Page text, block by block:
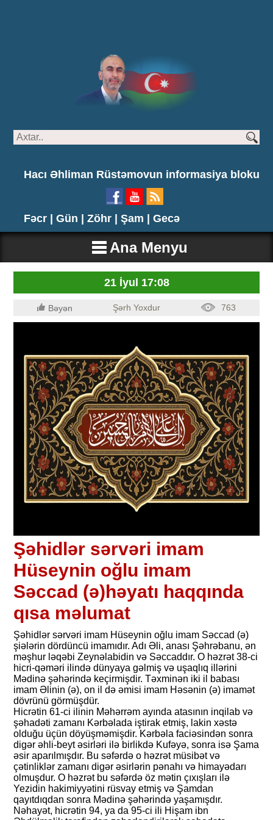
Hacı Əhliman Rüstəmovun informasiya bloku
Fəcr | Gün | Zöhr | Şam | Gecə
Ana Menyu
21 İyul 17:08
Bəyən Şərh Yoxdur 763
Şəhidlər sərvəri imam
Hüseynin oğlu imam
Səccad (ə)həyatı haqqında
qısa məlumat
Şəhidlər sərvəri imam Hüseynin oğlu imam Səccad (ə)
şiələrin dördüncü imamıdır. Adı Əli, anası Şəhrəbanu, ən
məşhur ləqəbi Zeynəlabidin və Səccaddır. O həzrət 38-ci
hicri-qəməri ilində dünyaya gəlmiş və uşaqlıq illərini
Mədinə şəhərində keçirmişdir. Təxminən iki il babası
imam Əlinin (ə), on il də əmisi imam Həsənin (ə) imamət
dövrünü görmüşdür.
Hicrətin 61-ci ilinin Məhərrəm ayında atasının inqilab və
şəhadəti zamanı Kərbəlada iştirak etmiş, lakin xəstə
olduğu üçün döyüşməmişdir. Kərbəla faciəsindən sonra
digər əhli-beyt əsirləri ilə birlikdə Kufəyə, sonra isə Şama
əsir aparılmışdır. Bu səfərdə o həzrət müsibət və
çətinliklər zamanı digər əsirlərin pənahı və himayədarı
olmuşdur. O həzrət bu səfərdə öz mətin çıxışları ilə
Yezidin hakimiyyətini rüsvay etmiş və Şamdan
qayıtdıqdan sonra Mədinə şəhərində yaşamışdır.
Nəhayət, hicrətin 94, ya da 95-ci ili Hişam ibn